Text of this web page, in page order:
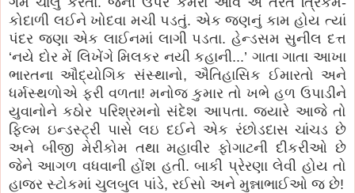
કોદાળી લઈને ખોદવા મચી પડતું. એક જણનું કામ હોય ત્યાં
પંદર જણા એક લાઈનમાં લાગી પડતા. હેન્ડસમ સુનીલ દત્ત
‘નયે દોર મેં લિખેંગે મિલકર નયી કહાની...’ ગાતા ગાતા આખા
ભારતના ઔદ્યોગિક સંસ્થાનો, ઐતિહાસિક ઈમારતો અને
ધર્મસ્થળોએ ફરી વળતા! મનોજ કુમાર તો ખભે હળ ઉપાડીને
યુવાનોને કઠોર પરિશ્રમનો સંદેશ આપતા. જયારે આજે તો
ફિલ્મ ઇન્ડસ્ટ્રી પાસે લઇ દઈને એક રંછોડદાસ ચાંચડ છે
અને બીજી મેરીકોમ તથા મહાવીર ફોગાટની દીકરીઓ છે
જેને આગળ વધવાની હોંશ હતી. બાકી પ્રેરણા લેવી હોય તો
હાજર સ્ટોકમાં ચુલબુલ પાંડે, રઈસો અને મુન્નાભાઈઓ જ છે!